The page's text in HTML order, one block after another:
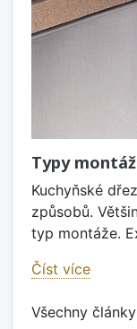
Typy
Kuchyňské
způsobů.
typ montáže.
Číst více
Všechny